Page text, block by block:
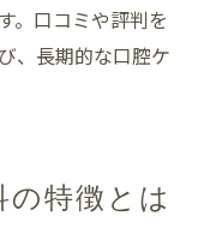
。口コミや評判を
、長期的な口腔ケ
特徴とは